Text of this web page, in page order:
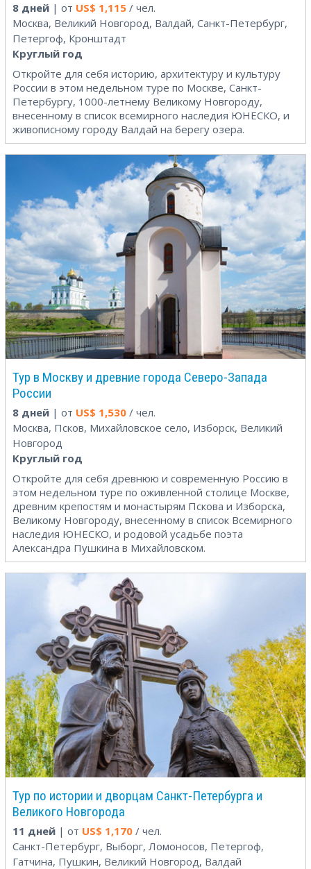
8 дней | от US$ 1,115 / чел.
Москва, Великий Новгород, Валдай, Санкт-Петербург,
Петергоф, Кронштадт
Круглый год
Откройте для себя историю, архитектуру и культуру
России в этом недельном туре по Москве, Санкт-
Петербургу, 1000-летнему Великому Новгороду,
внесенному в список всемирного наследия ЮНЕСКО, и
живописному городу Валдай на берегу озера.
Тур в Москву и древние города Северо-Запада
России
8 дней | от US$ 1,530 / чел.
Москва, Псков, Михайловское село, Изборск, Великий
Новгород
Круглый год
Откройте для себя древнюю и современную Россию в
этом недельном туре по оживленной столице Москве,
древним крепостям и монастырям Пскова и Изборска,
Великому Новгороду, внесенному в список Всемирного
наследия ЮНЕСКО, и родовой усадьбе поэта
Александра Пушкина в Михайловском.
Тур по истории и дворцам Санкт-Петербурга и
Великого Новгорода
11 дней | от US$ 1,170 / чел.
Санкт-Петербург, Выборг, Ломоносов, Петергоф,
Гатчина, Пушкин, Великий Новгород, Валдай